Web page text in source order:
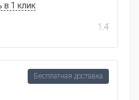
в 1 клик
1.4
Бесплатная доставка